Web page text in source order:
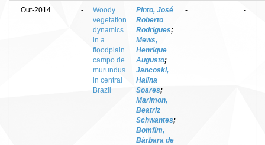
Out-2014 -
Woody
vegetation
dynamics
in a
floodplain
campo de
murundus
in central
Brazil
Pinto, José
Roberto
Rodrigues;
Mews,
Henrique
Augusto;
Jancoski,
Halina
Soares;
Marimon,
Beatriz
Schwantes;
Bomfim,
Bárbara de
- -